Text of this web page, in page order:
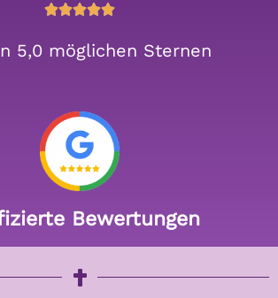
Bewertungen

5,0 möglichen Sternen